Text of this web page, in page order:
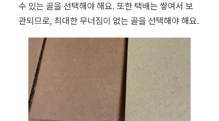
수 있는 골을 선택해야 해요. 또한 택배는 쌓여서 보